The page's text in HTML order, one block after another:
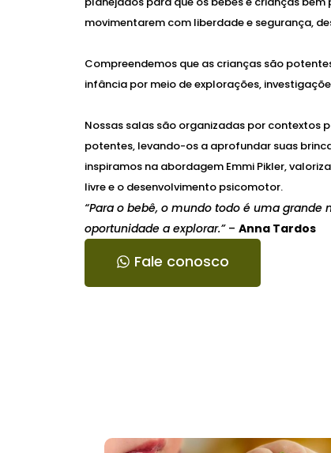
movimentarem com liberdade e segurança,
Compreendemos que as crianças são
infância por meio de explorações,
Nossas salas são organizadas por contextos
potentes, levando-os a aprofundar suas
inspiramos na abordagem Emmi Pikler,
livre e o desenvolvimento psicomotor.
“Para o bebê, o mundo todo é uma grande
oportunidade a explorar.”– Anna Tardos
Fale conosco